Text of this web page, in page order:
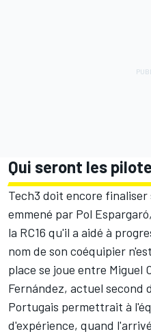
Qui seront les
Tech3 doit encore
emmené par Pol
la RC16 qu'il a aidé à
nom de son coéquipier
place se joue entre Miguel
Fernández, actuel second
Portugais permettrait à
d'expérience, quand